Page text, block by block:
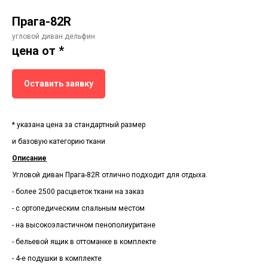
Прага-82R
угловой диван дельфин
цена от *
Оставить заявку
* указана цена за стандартный размер
и базовую категорию ткани
Описание
Угловой диван Прага-82R отлично подходит для отдыха.
- более 2500 расцветок ткани на заказ
- с ортопедическим спальным местом
- на высокоэластичном пенополиуритане
- бельевой ящик в оттоманке в комплекте
- 4-е подушки в комплекте